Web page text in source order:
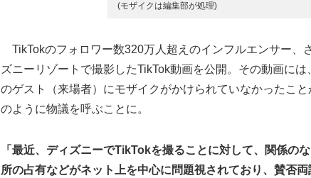
(モザイクは編集部が処理)
TikTokのフォロワー数320万人超えのインフルエンサー、
ズニーリゾートで撮影したTikTok動画を公開。その動画に
のゲスト（来場者）にモザイクがかけられていなかったこ
のように物議を呼ぶことに。
「最近、ディズニーでTikTokを撮ることに対して、関係の
所の占有などがネット上を中心に問題視されており、賛否